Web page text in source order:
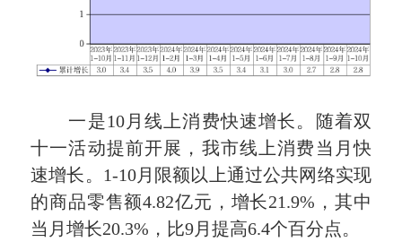
一是10月线上消费快速增长。随着双
十一活动提前开展，我市线上消费当月快
速增长。1-10月限额以上通过公共网络实现
的商品零售额4.82亿元，增长21.9%，其中
当月增长20.3%，比9月提高6.4个百分点。